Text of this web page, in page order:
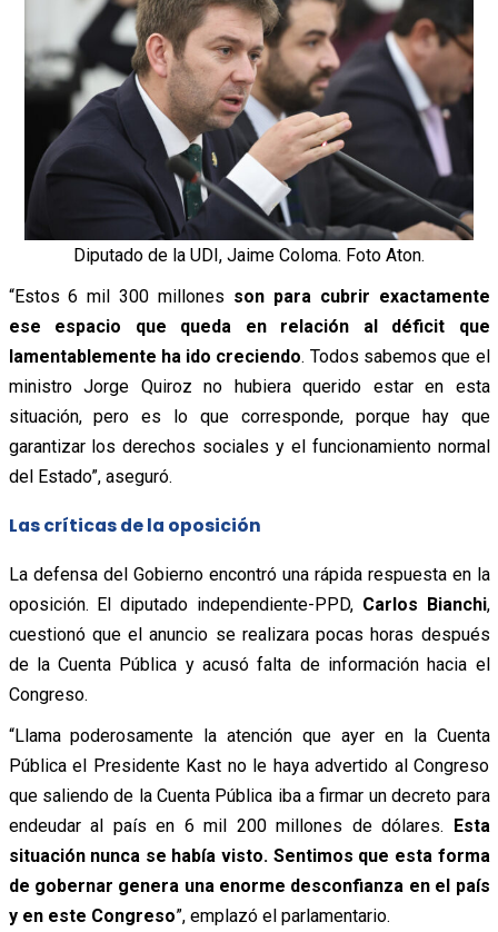
Diputado de la UDI, Jaime Coloma. Foto Aton.
“Estos 6 mil 300 millones son para cubrir exactamente
ese espacio que queda en relación al déficit que
lamentablemente ha ido creciendo. Todos sabemos que el
ministro Jorge Quiroz no hubiera querido estar en esta
situación, pero es lo que corresponde, porque hay que
garantizar los derechos sociales y el funcionamiento normal
del Estado”, aseguró.
Las críticas de la oposición
La defensa del Gobierno encontró una rápida respuesta en la
oposición. El diputado independiente-PPD, Carlos Bianchi,
cuestionó que el anuncio se realizara pocas horas después
de la Cuenta Pública y acusó falta de información hacia el
Congreso.
“Llama poderosamente la atención que ayer en la Cuenta
Pública el Presidente Kast no le haya advertido al Congreso
que saliendo de la Cuenta Pública iba a firmar un decreto para
endeudar al país en 6 mil 200 millones de dólares. Esta
situación nunca se había visto. Sentimos que esta forma
de gobernar genera una enorme desconfianza en el país
y en este Congreso”, emplazó el parlamentario.